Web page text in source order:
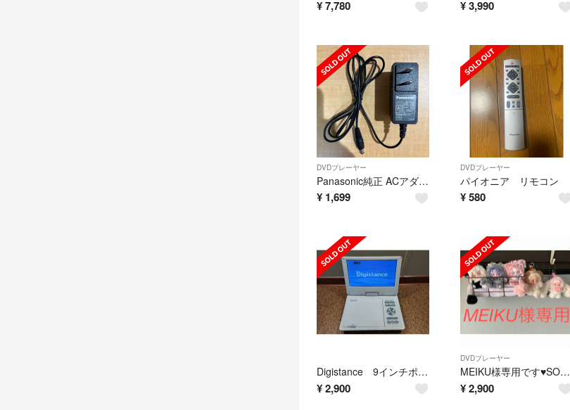
¥7,780 ¥3,990
DVDプレーヤー
Panasonic純正 ACアダプター 品番SAE0005 12V 0.8A
¥ 1,699
DVDプレーヤー
パイオニア リモコン
¥580
Digistance 9インチポータブルDVDプレーヤー DS-PP906WH
¥2,900
DVDプレーヤー
MEIKU様専用です♥️SONY DVDプレーヤー DVP-SR20
¥2,900